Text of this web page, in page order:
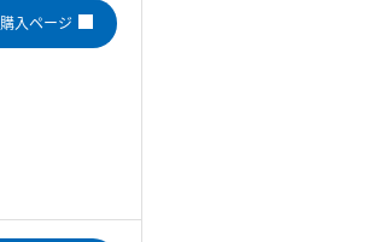
購入ページ